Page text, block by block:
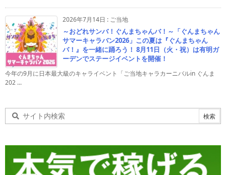
2026年7月14日 : ご当地
～おどれサンバ！ぐんまちゃんバ！～「ぐんまちゃん
サマーキャラバン2026」この夏は『ぐんまちゃん
バ！』を一緒に踊ろう！ 8月11日（火・祝）は有明ガ
ーデンでステージイベントを開催！
今年の9月に日本最大級のキャライベント「ご当地キャラカーニバルin ぐんま
202 ...